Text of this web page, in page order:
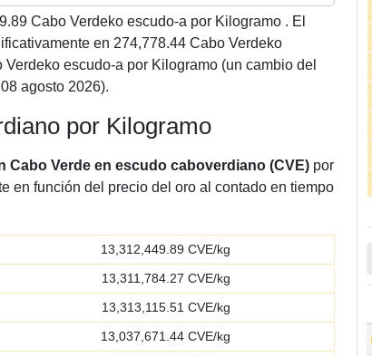
Cabo Verdeko escudo-a por Kilogramo . El
en 274,778.44 Cabo Verdeko
escudo-a por Kilogramo (un cambio del
agosto 2026).
por Kilogramo
Cabo Verde en escudo caboverdiano (CVE) por
en función del precio del oro al contado en tiempo
13,312,449.89 CVE/kg
13,311,784.27 CVE/kg
13,313,115.51 CVE/kg
13,037,671.44 CVE/kg